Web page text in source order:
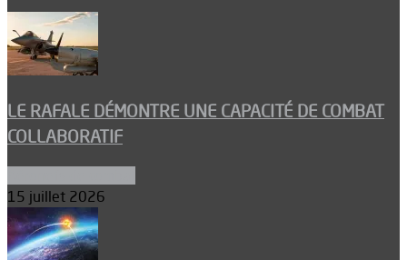
LE RAFALE DÉMONTRE UNE CAPACITÉ DE COMBAT
COLLABORATIF
15 juillet 2026